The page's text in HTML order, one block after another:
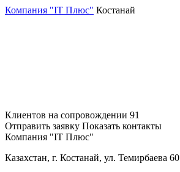
Компания "IT Плюс" Костанай
Клиентов на сопровождении 91
Отправить заявку Показать контакты
Компания "IT Плюс"
Казахстан, г. Костанай, ул. Темирбаева 60